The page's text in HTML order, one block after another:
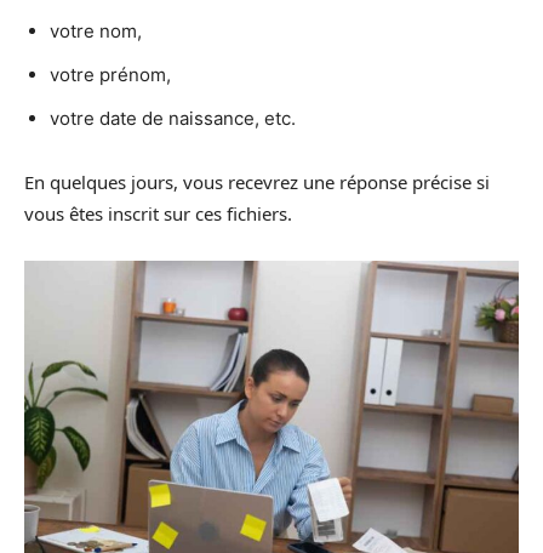
votre nom,
votre prénom,
votre date de naissance, etc.
En quelques jours, vous recevrez une réponse précise si
vous êtes inscrit sur ces fichiers.